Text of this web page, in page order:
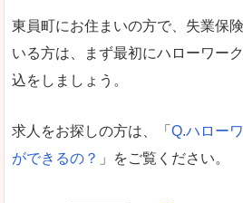
東員町にお住まいの方で、失業保
いる方は、まず最初にハローワー
込をしましょう。
求人をお探しの方は、「 Q.ハロー
ができるの？ 」をご覧ください。